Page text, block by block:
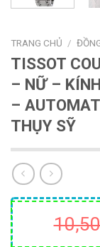
TRANG CHỦ /
TISSOT
– NỮ –
–
THỤY SỸ